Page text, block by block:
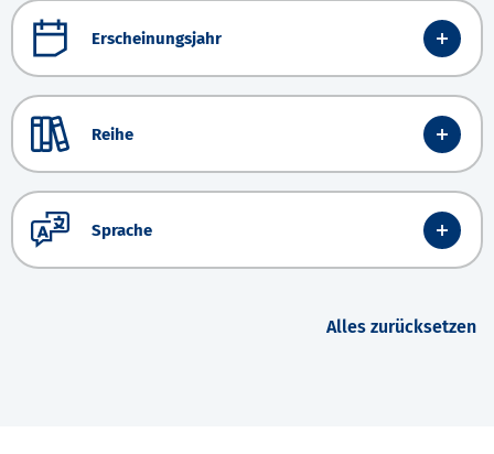
Erscheinungsjahr
Reihe
Sprache
Alles zurücksetzen